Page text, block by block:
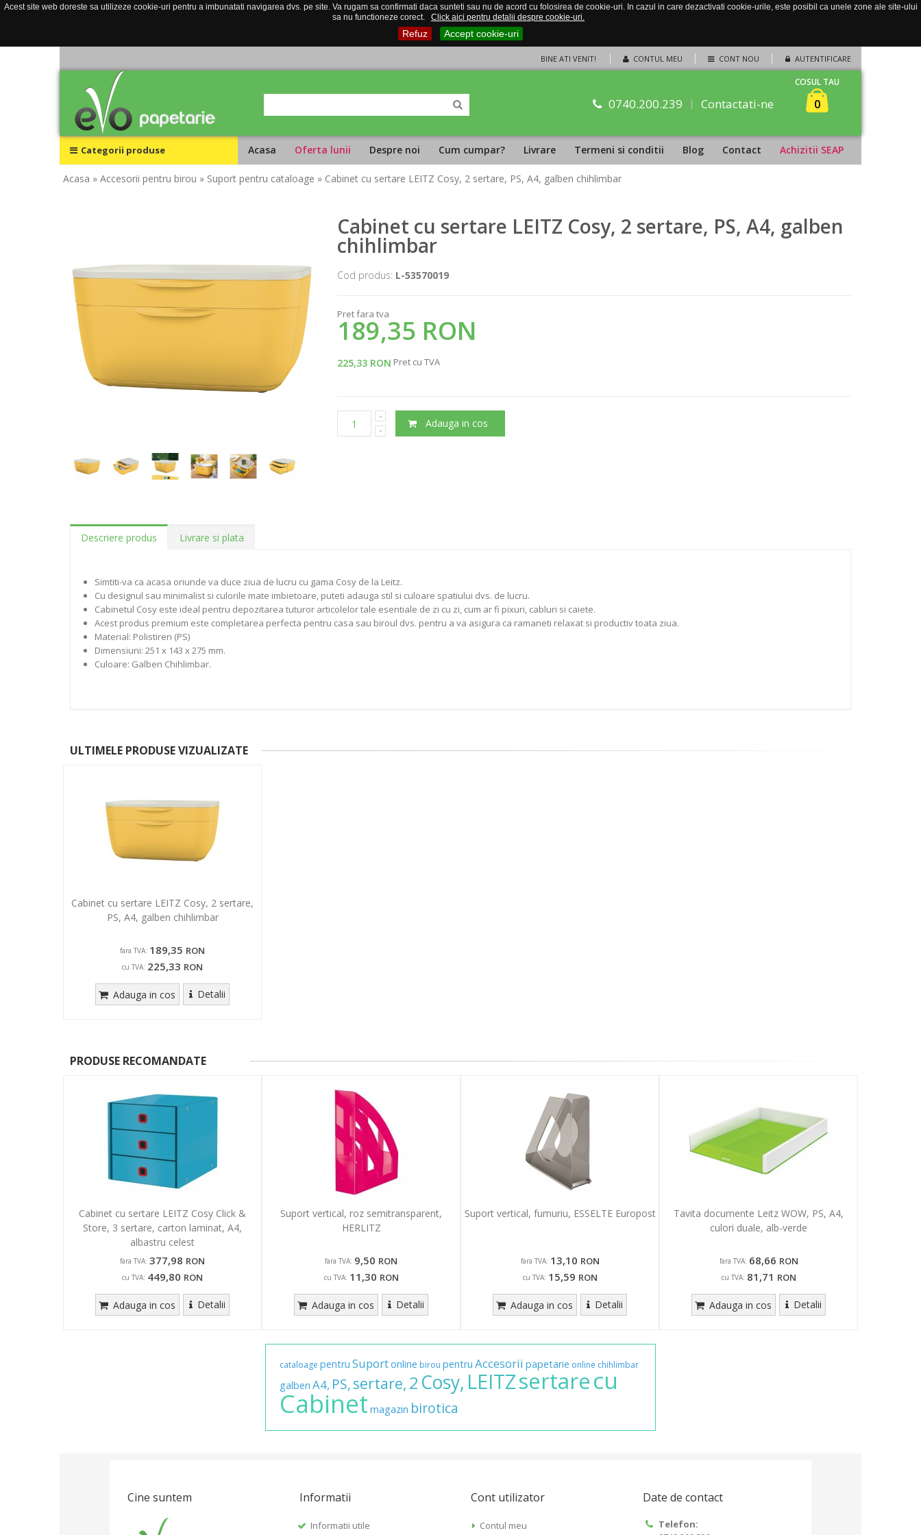
Acest site web doreste sa utilizeze cookie-uri pentru a imbunatati navigarea dvs. pe site. Va rugam sa confirmati daca sunteti sau nu de acord cu folosirea de cookie-uri. In cazul in care dezactivati cookie-urile, este posibil ca unele zone ale site-ului
sa nu functioneze corect.
Click aici pentru detalii despre cookie-uri.
Refuz Accept cookie-uri
CONTUL MEU CONT NOU AUTENTIFICARE
BINE ATI VENIT!
0740.200.239 Contactati-ne
COSUL TAU
0
Categorii produse Acasa Oferta lunii Despre noi Cum cumpar? Livrare Termeni si conditii Blog Contact Achizitii SEAP
Acasa » Accesorii pentru birou » Suport pentru cataloage » Cabinet cu sertare LEITZ Cosy, 2 sertare, PS, A4, galben chihlimbar
Cabinet cu sertare LEITZ Cosy, 2 sertare, PS, A4, galben
chihlimbar
Cod produs: L-53570019
Pret fara tva
189,35 RON
225,33 RON Pret cu TVA
Adauga in cos
Descriere produs Livrare si plata
Simtiti-va ca acasa oriunde va duce ziua de lucru cu gama Cosy de la Leitz.
Cu designul sau minimalist si culorile mate imbietoare, puteti adauga stil si culoare spatiului dvs. de lucru.
Cabinetul Cosy este ideal pentru depozitarea tuturor articolelor tale esentiale de zi cu zi, cum ar fi pixuri, cabluri si caiete.
Acest produs premium este completarea perfecta pentru casa sau biroul dvs. pentru a va asigura ca ramaneti relaxat si productiv toata ziua.
Material: Polistiren (PS)
Dimensiuni: 251 x 143 x 275 mm.
Culoare: Galben Chihlimbar.
ULTIMELE PRODUSE VIZUALIZATE
Cabinet cu sertare LEITZ Cosy, 2 sertare,
PS, A4, galben chihlimbar
fara TVA: 189,35 RON
cu TVA: 225,33 RON
Adauga in cos Detalii
PRODUSE RECOMANDATE
Cabinet cu sertare LEITZ Cosy Click &
Store, 3 sertare, carton laminat, A4,
albastru celest
fara TVA: 377,98 RON
cu TVA: 449,80 RON
Adauga in cos Detalii
Suport vertical, roz semitransparent,
HERLITZ
fara TVA: 9,50 RON
cu TVA: 11,30 RON
Adauga in cos Detalii
Suport vertical, fumuriu, ESSELTE Europost
fara TVA: 13,10 RON
cu TVA: 15,59 RON
Adauga in cos Detalii
Tavita documente Leitz WOW, PS, A4,
culori duale, alb-verde
fara TVA: 68,66 RON
cu TVA: 81,71 RON
Adauga in cos Detalii
cataloage pentru Suportonline birou pentru Accesorii papetarie online chihlimbar
galben A4, PS,sertare, 2 Cosy, LEITZsertarecu
Cabinet magazin birotica
Cine suntem Informatii
Informatii utile
Cont utilizator
Contul meu
Date de contact
Telefon: